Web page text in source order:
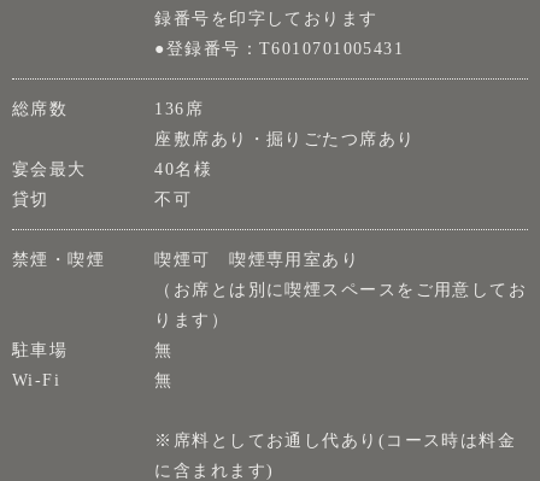
録番号を印字しております
●登録番号：T6010701005431
総席数
136席
座敷席あり・掘りごたつ席あり
宴会最大
40名様
貸切
不可
禁煙・喫煙
喫煙可 喫煙専用室あり
（お席とは別に喫煙スペースをご用意してお
ります）
駐車場
無
Wi-Fi
無
※席料としてお通し代あり(コース時は料金
に含まれます)